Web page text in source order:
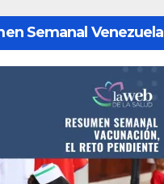
Semanal Venezuela